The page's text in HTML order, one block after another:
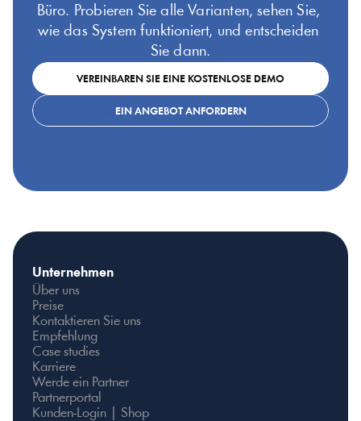
Büro. Probieren Sie alle Varianten, sehen Sie,
wie das System funktioniert, und entscheiden
Sie dann.
VEREINBAREN SIE EINE KOSTENLOSE DEMO
EIN ANGEBOT ANFORDERN
Unternehmen
Über uns
Preise
Kontaktieren Sie uns
Empfehlung
Case studies
Karriere
Werde ein Partner
Partnerportal
Kunden-Login | Shop